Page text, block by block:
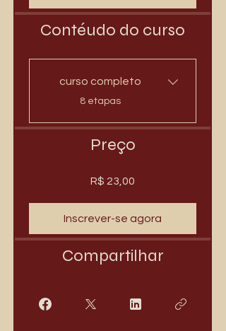
Contéudo do curso
curso completo
.
8 etapas
Preço
R$ 23,00
Inscrever-se agora
Compartilhar